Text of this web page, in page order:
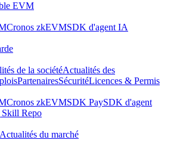
EVM
Cronos zkEVMSDK d'agent IA
de la sociétéActualités des
PartenairesSécuritéLicences & Permis
Cronos zkEVMSDK PaySDK d'agent
Skill Repo
Actualités du marché